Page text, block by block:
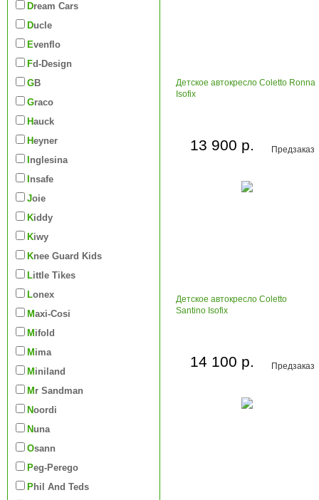
Dream Cars
Ducle
Evenflo
Fd-Design
GB
Graco
Hauck
Heyner
Inglesina
Insafe
Joie
Kiddy
Kiwy
Knee Guard Kids
Little Tikes
Lonex
Maxi-Cosi
Mifold
Mima
Miniland
Mr Sandman
Noordi
Nuna
Osann
Peg-Perego
Phil And Teds
Детское автокресло Coletto Ronna
Isofix
Предзаказ
13 900 р.
Детское автокресло Coletto
Santino Isofix
Предзаказ
14 100 р.